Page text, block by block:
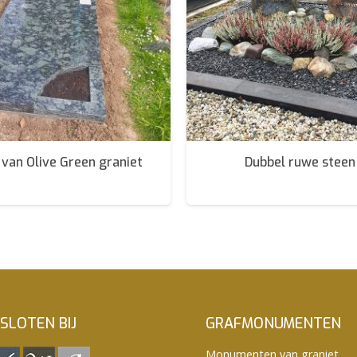
Olive Green graniet Dubbel ruwe steen
BIJ GRAFMONUMENTEN